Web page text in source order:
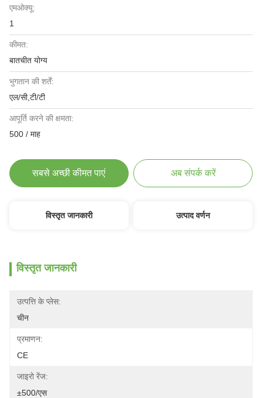
एमओक्यू:
1
कीमत:
बातचीत योग्य
भुगतान की शर्तें:
एल/सी,टी/टी
आपूर्ति करने की क्षमता:
500 / माह
सबसे अच्छी कीमत पाएं अब संपर्क करें
विस्तृत जानकारी उत्पाद वर्णन
विस्तृत जानकारी
उत्पत्ति के प्लेस:
चीन
प्रमाणन:
CE
जाइरो रेंज:
±500/एस